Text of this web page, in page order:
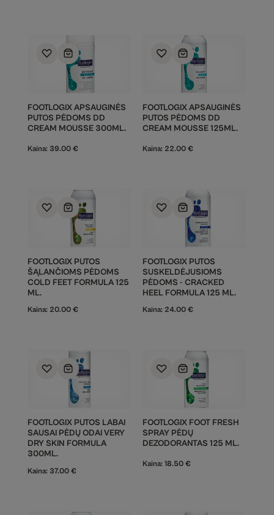
FOOTLOGIX APSAUGINĖS
PUTOS PĖDOMS DD
CREAM MOUSSE 300ML.
Kaina: 39.00 €
FOOTLOGIX APSAUGINĖS
PUTOS PĖDOMS DD
CREAM MOUSSE 125ML.
Kaina: 22.00 €
FOOTLOGIX PUTOS
ŠĄLANČIOMS PĖDOMS
COLD FEET FORMULA 125
ML.
Kaina: 20.00 €
FOOTLOGIX PUTOS
SUSKELDĖJUSIOMS
PĖDOMS - CRACKED
HEEL FORMULA 125 ML.
Kaina: 24.00 €
FOOTLOGIX PUTOS LABAI
SAUSAI PĖDŲ ODAI VERY
DRY SKIN FORMULA
300ML.
Kaina: 37.00 €
FOOTLOGIX FOOT FRESH
SPRAY PĖDŲ
DEZODORANTAS 125 ML.
Kaina: 18.50 €